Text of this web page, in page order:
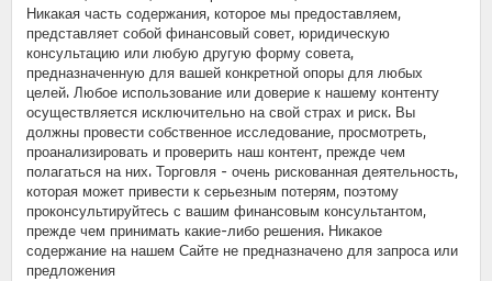
Никакая часть содержания, которое мы предоставляем,
представляет собой финансовый совет, юридическую
консультацию или любую другую форму совета,
предназначенную для вашей конкретной опоры для любых
целей. Любое использование или доверие к нашему контенту
осуществляется исключительно на свой страх и риск. Вы
должны провести собственное исследование, просмотреть,
проанализировать и проверить наш контент, прежде чем
полагаться на них. Торговля - очень рискованная деятельность,
которая может привести к серьезным потерям, поэтому
проконсультируйтесь с вашим финансовым консультантом,
прежде чем принимать какие-либо решения. Никакое
содержание на нашем Сайте не предназначено для запроса или
предложения